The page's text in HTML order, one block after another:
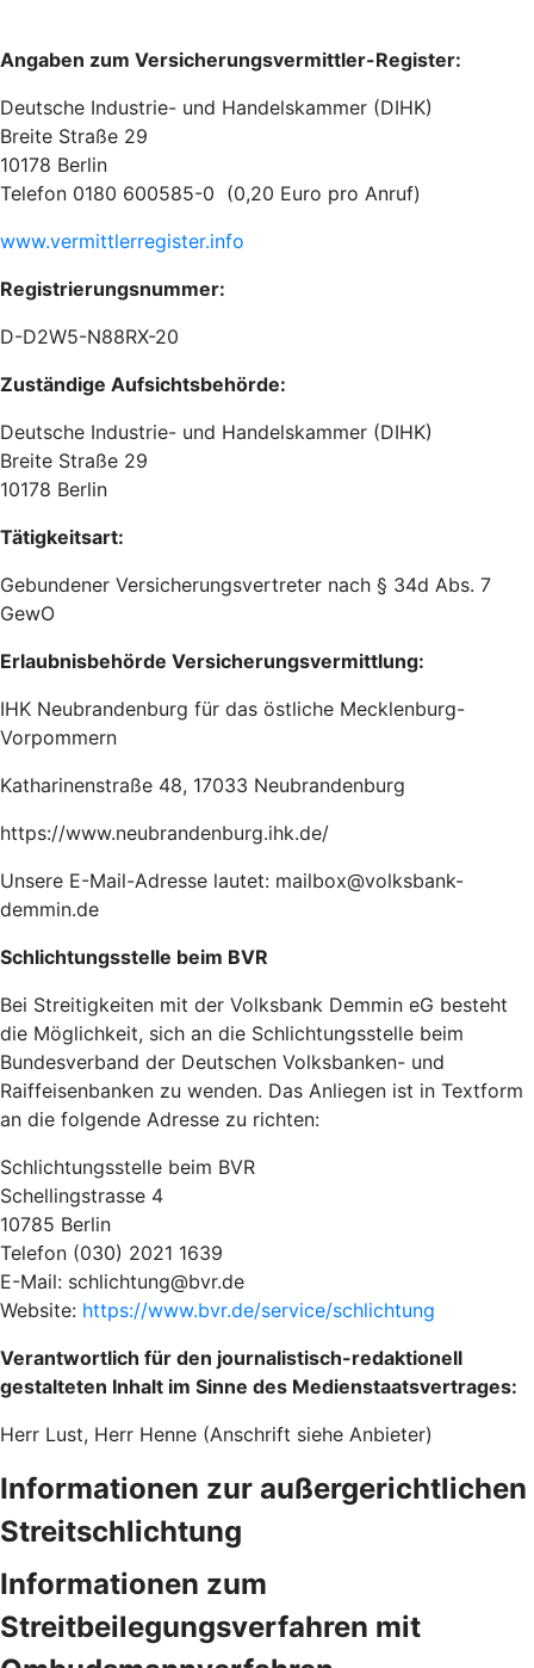
Angaben zum Versicherungsvermittler-Register:
Deutsche Industrie- und Handelskammer (DIHK)
Breite Straße 29
10178 Berlin
Telefon 0180 600585-0 (0,20 Euro pro Anruf)
www.vermittlerregister.info
Registrierungsnummer:
D-D2W5-N88RX-20
Zuständige Aufsichtsbehörde:
Deutsche Industrie- und Handelskammer (DIHK)
Breite Straße 29
10178 Berlin
Tätigkeitsart:
Gebundener Versicherungsvertreter nach § 34d Abs. 7
GewO
Erlaubnisbehörde Versicherungsvermittlung:
IHK Neubrandenburg für das östliche Mecklenburg-
Vorpommern
Katharinenstraße 48, 17033 Neubrandenburg
https://www.neubrandenburg.ihk.de/
Unsere E-Mail-Adresse lautet: mailbox@volksbank-
demmin.de
Schlichtungsstelle beim BVR
Bei Streitigkeiten mit der Volksbank Demmin eG besteht
die Möglichkeit, sich an die Schlichtungsstelle beim
Bundesverband der Deutschen Volksbanken- und
Raiffeisenbanken zu wenden. Das Anliegen ist in Textform
an die folgende Adresse zu richten:
Schlichtungsstelle beim BVR
Schellingstrasse 4
10785 Berlin
Telefon (030) 2021 1639
E-Mail: schlichtung@bvr.de
Website: https://www.bvr.de/service/schlichtung
Verantwortlich für den journalistisch-redaktionell
gestalteten Inhalt im Sinne des Medienstaatsvertrages:
Herr Lust, Herr Henne (Anschrift siehe Anbieter)
Informationen zur außergerichtlichen
Streitschlichtung
Informationen zum
Streitbeilegungsverfahren mit